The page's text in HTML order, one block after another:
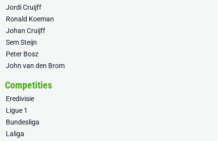
Jordi Cruijff
Ronald Koeman
Johan Cruijff
Sem Steijn
Peter Bosz
John van den Brom
Competities
Eredivisie
Ligue 1
Bundesliga
Laliga